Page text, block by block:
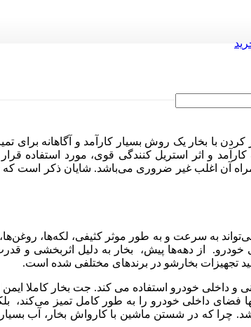
با بخار یک روش بسیار کارآمد و آگاهانه
کارآمد و اثر استریل کنندگی قوی، مورد
آن اغلب غیر ضروری می‌باشد. شایان ذکر است که
به سرعت و به طور موثر کثیفی، لکه‌ها،
خودرو. از دهه‌ها پیش، بخار به دلیل اثربخشی
تجهیزات بخارشو در برندهای مختلفی شده است.
و داخلی خودرو استفاده می کند. جت بخار کاملا
فضای داخلی خودرو را به طور کامل تمیز
چرا که در شستن ماشین با کارواش بخار،